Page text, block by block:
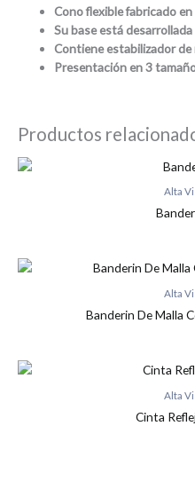
Cono flexible fabricado
Su base está
Contiene estabilizador
Presentación en 3
Productos
Alta
Alta
Banderin De Malla
Alta
Cinta